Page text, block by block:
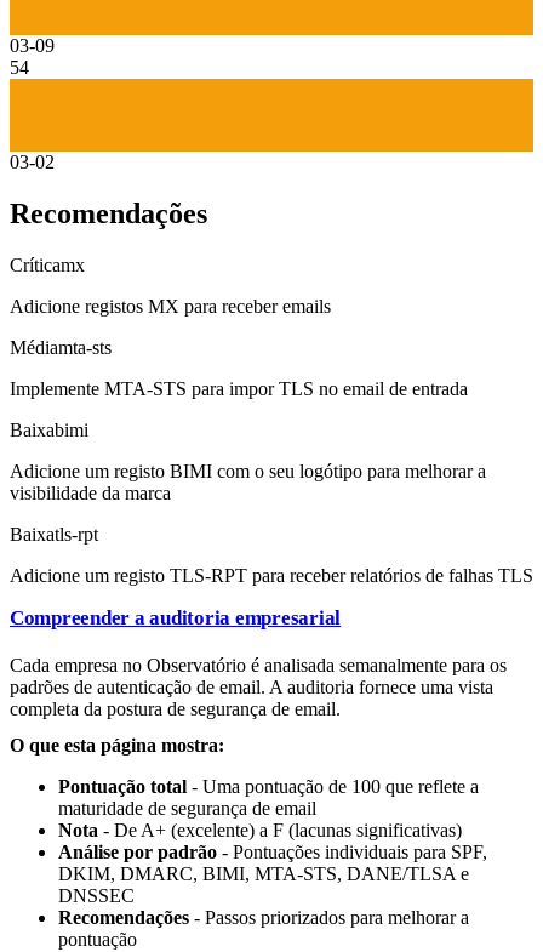
03-09
54
03-02
Recomendações
Críticamx
Adicione registos MX para receber emails
Médiamta-sts
Implemente MTA-STS para impor TLS no email de entrada
Baixabimi
Adicione um registo BIMI com o seu logótipo para melhorar a
visibilidade da marca
Baixatls-rpt
Adicione um registo TLS-RPT para receber relatórios de falhas TLS
Compreender a auditoria empresarial
Cada empresa no Observatório é analisada semanalmente para os
padrões de autenticação de email. A auditoria fornece uma vista
completa da postura de segurança de email.
O que esta página mostra:
Pontuação total - Uma pontuação de 100 que reflete a
maturidade de segurança de email
Nota - De A+ (excelente) a F (lacunas significativas)
Análise por padrão - Pontuações individuais para SPF,
DKIM, DMARC, BIMI, MTA-STS, DANE/TLSA e
DNSSEC
Recomendações - Passos priorizados para melhorar a
pontuação